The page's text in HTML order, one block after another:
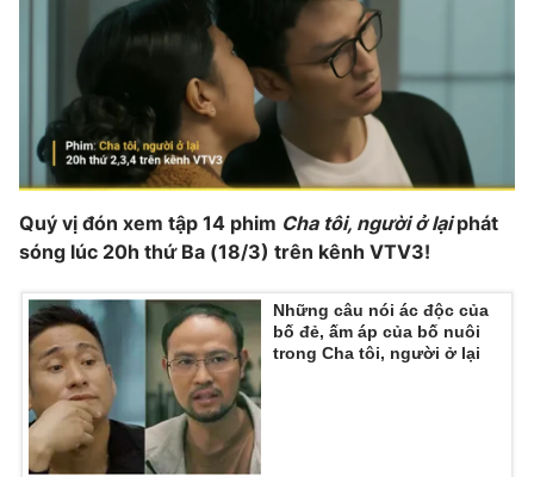
Quý vị đón xem tập 14 phim Cha tôi, người ở lạiphát
sóng lúc 20h thứ Ba (18/3) trên kênh VTV3!
Những câu nói ác độc của
bố đẻ, ấm áp của bố nuôi
trong Cha tôi, người ở lại